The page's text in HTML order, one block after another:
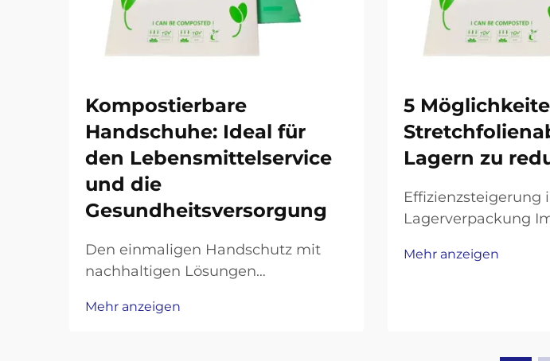
Kompostierbare
Handschuhe: Ideal für
den Lebensmittelservice
und die
Gesundheitsversorgung
Den einmaligen Handschutz mit
nachhaltigen Lösungen
Umweltbewusstsein in
Mehr anzeigen
5
Lagern zu
Effizienzsteigerung
Lagerverpackung
Logistikumfeld
Mehr anzeigen